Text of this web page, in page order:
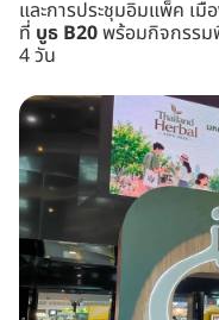
และการประชุมอิมแพ็ค เ
ที่ บูธ B20พร้อมกิจกรรม
4 วัน